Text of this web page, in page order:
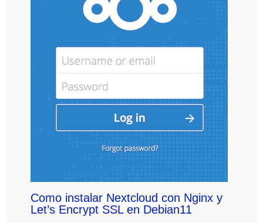
Como instalar Nextcloud con Nginx y
Let’s Encrypt SSL en Debian11